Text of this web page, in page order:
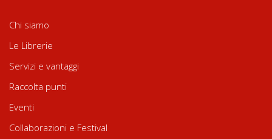
Chi siamo
Le Librerie
Servizi e vantaggi
Raccolta punti
Eventi
Collaborazioni e Festival